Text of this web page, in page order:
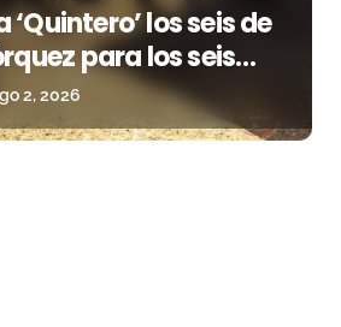
‘Quintero’ los seis de
para los seis
esta tarde en Huelva
2, 2026